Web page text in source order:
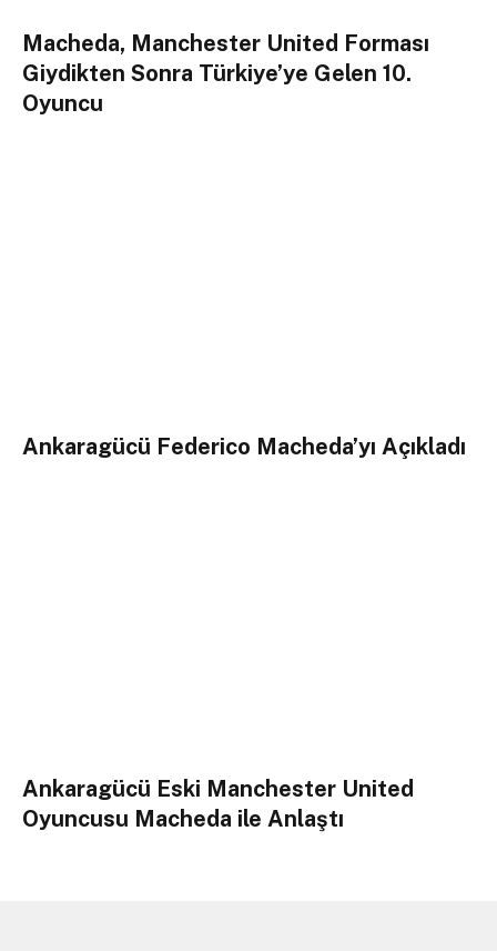
Macheda, Manchester United Forması
Giydikten Sonra Türkiye’ye Gelen 10.
Oyuncu
Ankaragücü Federico Macheda’yı Açıkladı
Ankaragücü Eski Manchester United
Oyuncusu Macheda ile Anlaştı